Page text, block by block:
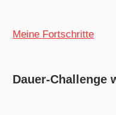
Meine Fortschritte
Dauer-Challenge